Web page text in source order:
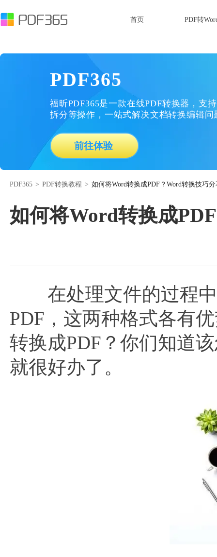
首页 PDF转
PDF365
福昕PDF365是一款在线PDF转换器，支
拆分等操作，一站式解决文档转换编辑问
前往体验
PDF365 > PDF转换教程 > 如何将Word转换成PDF？Word转换技巧分
如何将Word转换成
在处理文件的过程中
PDF，这两种格式各有
转换成PDF？你们知道
就很好办了。